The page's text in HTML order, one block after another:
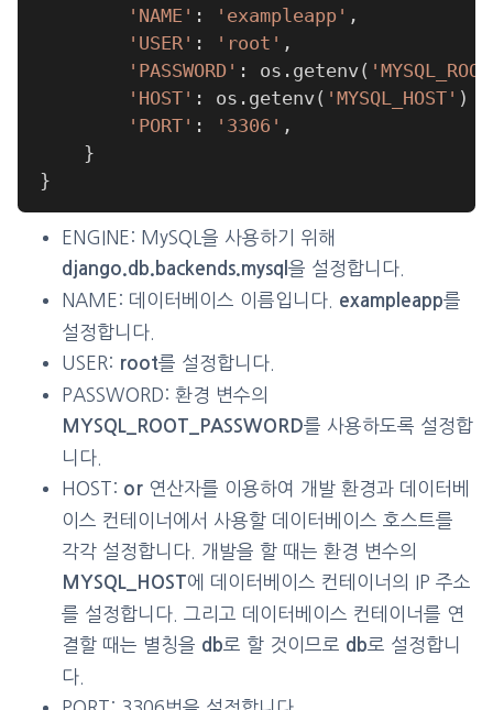
'NAME' : 'exampleapp' ,
'USER' : 'root' ,
'PASSWORD' : os . getenv(
'HOST' : os . getenv( 'MYSQL_HOST' )
'PORT' : '3306' ,
}
}
ENGINE: MySQL을 사용하기 위해
django.db.backends.mysql 을 설정합니다.
NAME: 데이터베이스 이름입니다. exampleapp를
설정합니다.
USER: root를 설정합니다.
PASSWORD: 환경 변수의
MYSQL_ROOT_PASSWORD를 사용하도록 설정합
니다.
HOST: or 연산자를 이용하여 개발 환경과 데이터베
이스 컨테이너에서 사용할 데이터베이스 호스트를
각각 설정합니다. 개발을 할 때는 환경 변수의
MYSQL_HOST에 데이터베이스 컨테이너의 IP 주소
를 설정합니다. 그리고 데이터베이스 컨테이너를 연
결할 때는 별칭을 db로 할 것이므로 db로 설정합니
다.